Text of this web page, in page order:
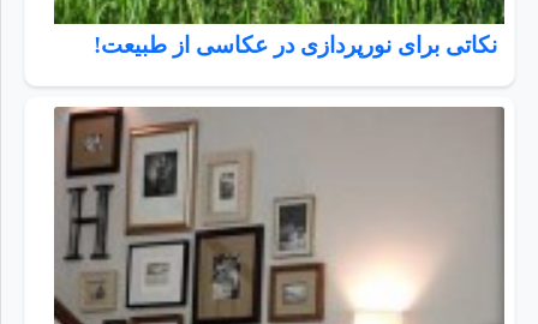
نکاتی برای نورپردازی در عکاسی از طبیعت!